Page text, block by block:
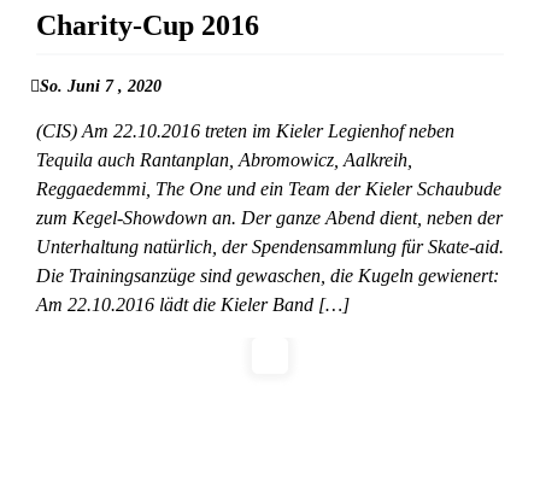
Charity-Cup 2016
So. Juni 7 , 2020
(CIS) Am 22.10.2016 treten im Kieler Legienhof neben
Tequila auch Rantanplan, Abromowicz, Aalkreih,
Reggaedemmi, The One und ein Team der Kieler Schaubude
zum Kegel-Showdown an. Der ganze Abend dient, neben der
Unterhaltung natürlich, der Spendensammlung für Skate-aid.
Die Trainingsanzüge sind gewaschen, die Kugeln gewienert:
Am 22.10.2016 lädt die Kieler Band […]